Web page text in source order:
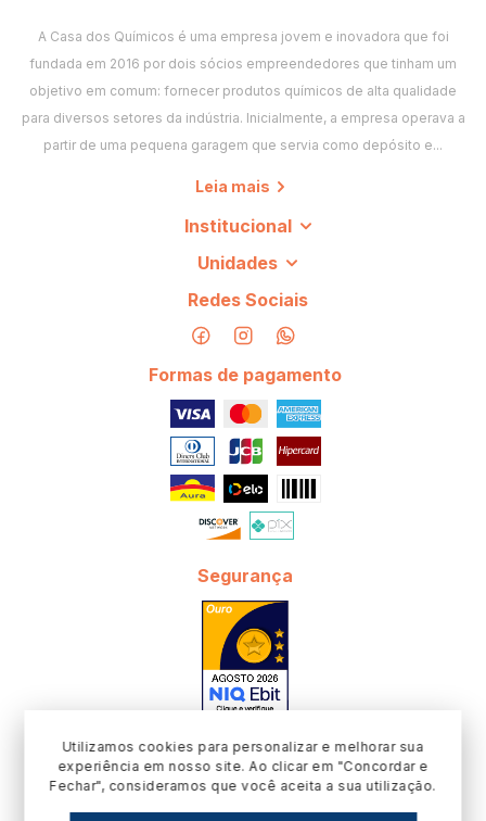
A Casa dos Químicos é uma empresa jovem e inovadora que foi
fundada em 2016 por dois sócios empreendedores que tinham um
objetivo em comum: fornecer produtos químicos de alta qualidade
para diversos setores da indústria. Inicialmente, a empresa operava a
partir de uma pequena garagem que servia como depósito e...
Leia mais
Institucional
Unidades
Redes Sociais
Formas de pagamento
Segurança
Utilizamos cookies para personalizar e melhorar sua
experiência em nosso site. Ao clicar em "Concordar e
Fechar", consideramos que você aceita a sua utilização.